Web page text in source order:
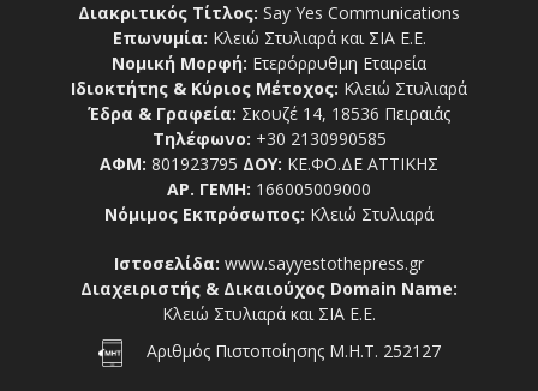
Διακριτικός Τίτλος: Say Yes Communications
Επωνυμία: Κλειώ Στυλιαρά και ΣΙΑ Ε.Ε.
Νομική Μορφή: Ετερόρρυθμη Εταιρεία
Ιδιοκτήτης & Κύριος Μέτοχος: Κλειώ Στυλιαρά
Έδρα & Γραφεία: Σκουζέ 14, 18536 Πειραιάς
Τηλέφωνο: +30 2130990585
ΑΦΜ: 801923795 ΔΟΥ: ΚΕ.ΦΟ.ΔΕ ΑΤΤΙΚΗΣ
ΑΡ. ΓΕΜΗ: 166005009000
Νόμιμος Εκπρόσωπος: Κλειώ Στυλιαρά
Ιστοσελίδα: www.sayyestothepress.gr
Διαχειριστής & Δικαιούχος Domain Name:
Κλειώ Στυλιαρά και ΣΙΑ Ε.Ε.
Αριθμός Πιστοποίησης Μ.Η.Τ. 252127